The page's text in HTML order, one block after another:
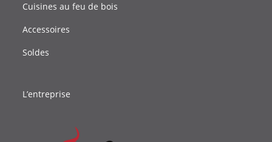
Cuisines au feu de bois
Accessoires
Soldes
L’entreprise